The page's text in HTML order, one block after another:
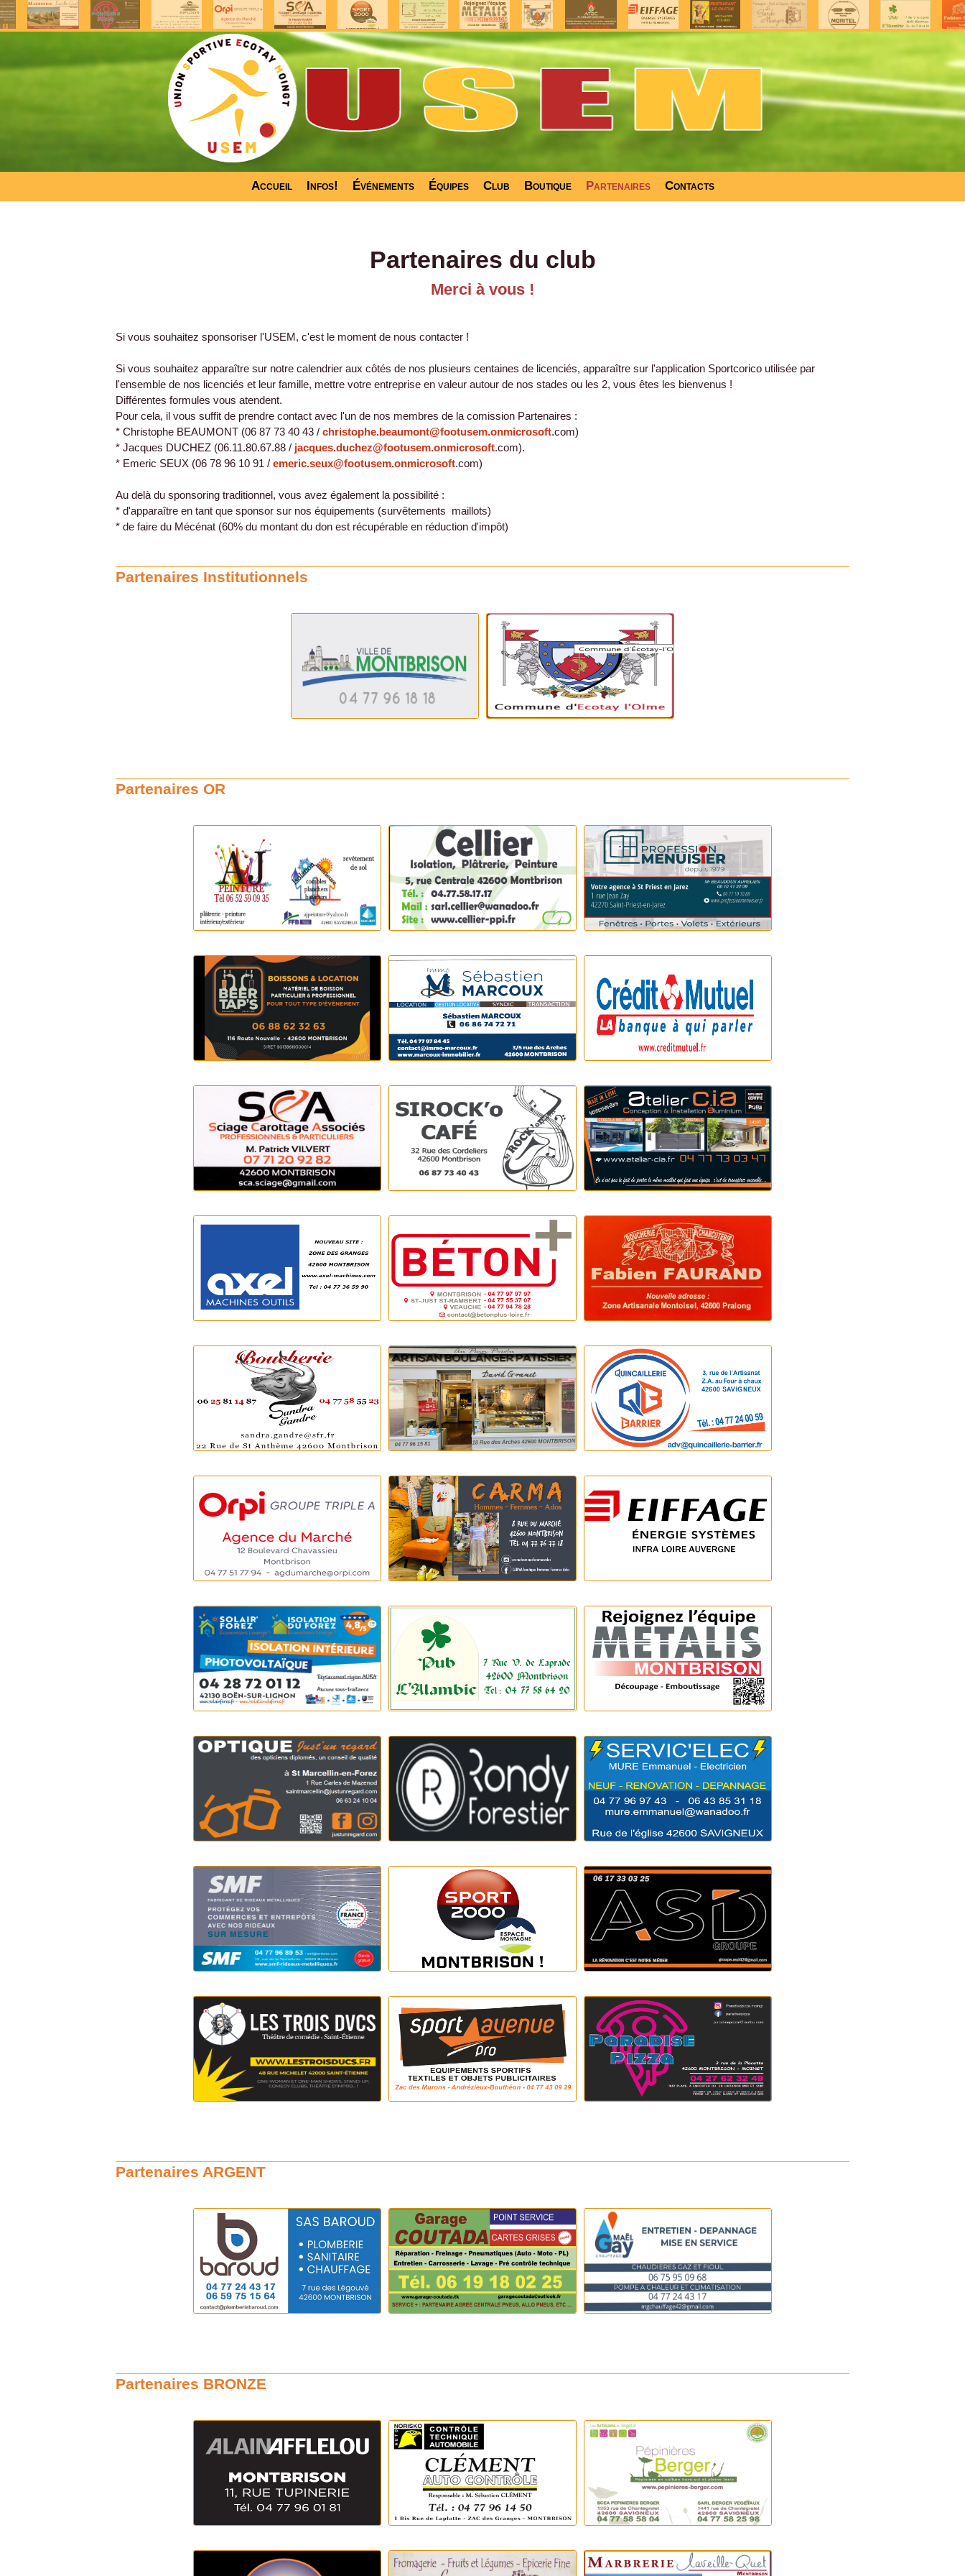
Accueil Infos! Événements Équipes Club Boutique Partenaires Contacts
Partenaires du club
Merci à vous !
Si vous souhaitez sponsoriser l'USEM, c'est le moment de nous contacter !
Si vous souhaitez apparaître sur notre calendrier aux côtés de nos plusieurs centaines de licenciés, apparaître sur l'application Sportcorico utilisée par
l'ensemble de nos licenciés et leur famille, mettre votre entreprise en valeur autour de nos stades ou les 2, vous êtes les bienvenus !
Différentes formules vous atendent.
Pour cela, il vous suffit de prendre contact avec l'un de nos membres de la comission Partenaires :
* Christophe BEAUMONT (06 87 73 40 43 /christophe.beaumont@footusem.onmicrosoft.com)
* Jacques DUCHEZ (06.11.80.67.88 / jacques.duchez@footusem.onmicrosoft.com).
* Emeric SEUX (06 78 96 10 91 /emeric.seux@footusem.onmicrosoft.com)
Au delà du sponsoring traditionnel, vous avez également la possibilité :
* d'apparaître en tant que sponsor sur nos équipements (survêtements maillots)
* de faire du Mécénat (60% du montant du don est récupérable en réduction d'impôt)
Partenaires Institutionnels
Partenaires OR
Partenaires ARGENT
Partenaires BRONZE